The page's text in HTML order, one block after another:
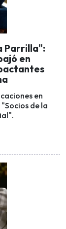
Parrilla":
en
en
de la